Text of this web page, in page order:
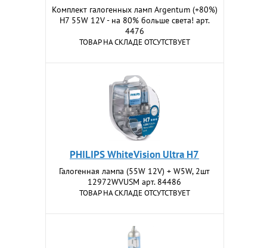
Комплект галогенных ламп Argentum (+80%)
H7 55W 12V - на 80% больше света! арт.
4476
ТОВАР НА СКЛАДЕ ОТСУТСТВУЕТ
PHILIPS WhiteVision Ultra H7
Галогенная лампа (55W 12V) + W5W, 2шт
12972WVUSM арт. 84486
ТОВАР НА СКЛАДЕ ОТСУТСТВУЕТ